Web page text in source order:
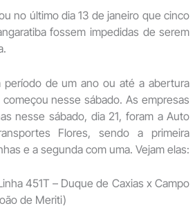
no último dia 13 de janeiro que cinco
fossem impedidas de serem
período de um ano ou até a abertura
nesse sábado. As empresas
nesse sábado, dia 21, foram a Auto
Flores, sendo a primeira
e a segunda com uma. Vejam elas:
451T – Duque de Caxias x Campo
de Meriti)